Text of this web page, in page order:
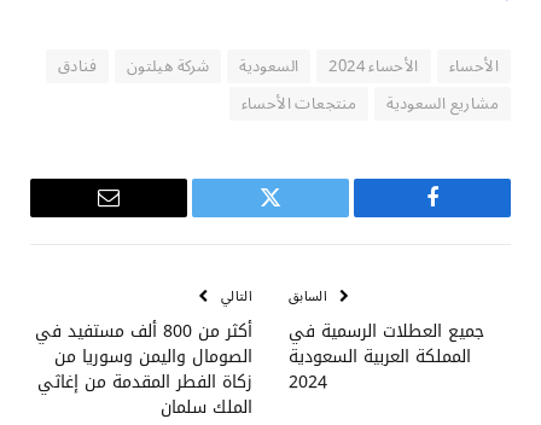
الأحساء الأحساء 2024 السعودية شركة هيلتون
فنادق
مشاريع السعودية
منتجعات الأحساء
فيسبوك تويتر
البريد
السابق
جميع العطلات الرسمية في
المملكة العربية السعودية
2024
التالي
أكثر من 800 ألف مستفيد في
الصومال واليمن وسوريا من
زكاة الفطر المقدمة من إغاثي
الملك سلمان